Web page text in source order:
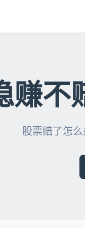
赚不
股票赔了怎